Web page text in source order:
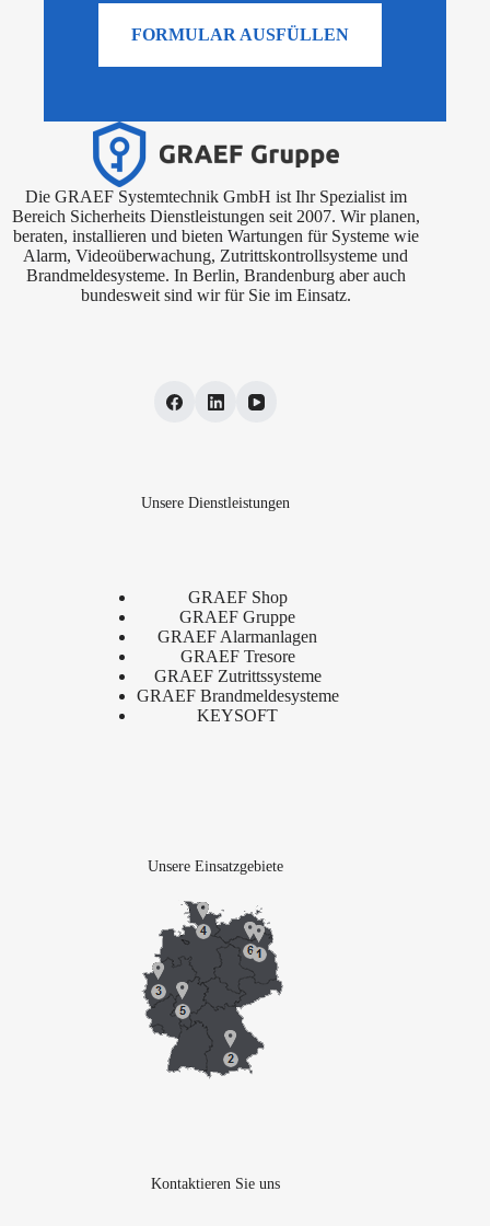
FORMULAR AUSFÜLLEN
Die GRAEF Systemtechnik GmbH ist Ihr Spezialist im
Bereich Sicherheits Dienstleistungen seit 2007. Wir planen,
beraten, installieren und bieten Wartungen für Systeme wie
Alarm, Videoüberwachung, Zutrittskontrollsysteme und
Brandmeldesysteme. In Berlin, Brandenburg aber auch
bundesweit sind wir für Sie im Einsatz.
Unsere Dienstleistungen
GRAEF Shop
GRAEF Gruppe
GRAEF Alarmanlagen
GRAEF Tresore
GRAEF Zutrittssysteme
GRAEF Brandmeldesysteme
KEYSOFT
Unsere Einsatzgebiete
Kontaktieren Sie uns